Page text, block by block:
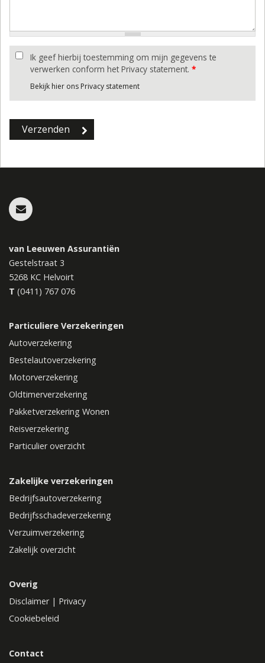
Ik geef hierbij toestemming om mijn gegevens te
verwerken conform het Privacy statement. *
Bekijk hier ons Privacy statement
van Leeuwen Assurantiën
Gestelstraat 3
5268 KC Helvoirt
T (0411) 767 076
Particuliere Verzekeringen
Autoverzekering
Bestelautoverzekering
Motorverzekering
Oldtimerverzekering
Pakketverzekering Wonen
Reisverzekering
Particulier overzicht
Zakelijke verzekeringen
Bedrijfsautoverzekering
Bedrijfsschadeverzekering
Verzuimverzekering
Zakelijk overzicht
Overig
Disclaimer| Privacy
Cookiebeleid
Contact